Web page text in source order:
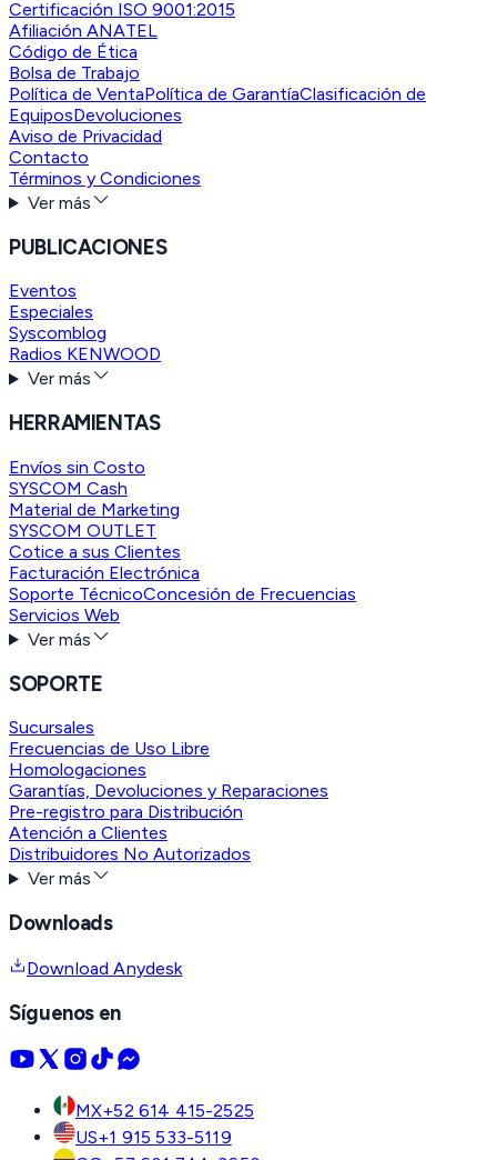
Certificación ISO 9001:2015
Afiliación ANATEL
Código de Ética
Bolsa de Trabajo
Política de VentaPolítica de GarantíaClasificación de
EquiposDevoluciones
Aviso de Privacidad
Contacto
Términos y Condiciones
Ver más
PUBLICACIONES
Eventos
Especiales
Syscomblog
Radios KENWOOD
Ver más
HERRAMIENTAS
Envíos sin Costo
SYSCOM Cash
Material de Marketing
SYSCOM OUTLET
Cotice a sus Clientes
Facturación Electrónica
Soporte TécnicoConcesión de Frecuencias
Servicios Web
Ver más
SOPORTE
Sucursales
Frecuencias de Uso Libre
Homologaciones
Garantías, Devoluciones y Reparaciones
Pre-registro para Distribución
Atención a Clientes
Distribuidores No Autorizados
Ver más
Downloads
Download Anydesk
Síguenos en
MX+52 614 415-2525
US+1 915 533-5119